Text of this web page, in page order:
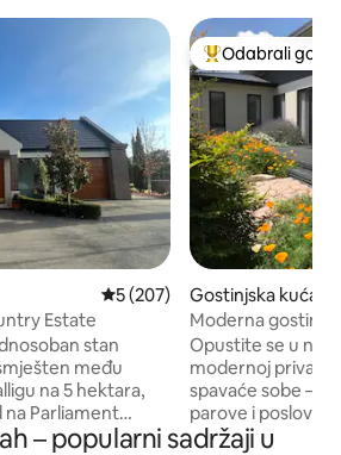
s oznakom „Odabrali gosti”
Prosječna ocjena: 5/5,
5 (207)
Estate
stan
među
na 5 hektara,
na Parliament
8 minuta vožnje
Među najviše
Odabrali gosti
Gostinjska kuća –
Moderna
sobe | Za 4 osobe
mjesto
Opustite se u
modernoj
spavaće sobe –
parove i poslovne
vam je potrebno
– popularni sadržaji u